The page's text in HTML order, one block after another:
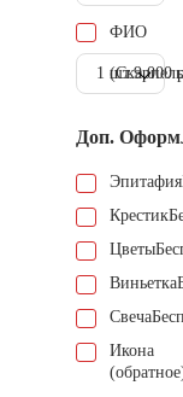
ФИО
1 шт.9.000
Доп.
Эпитафия
Крестик
Цветы
Виньетка
Свеча
Икона